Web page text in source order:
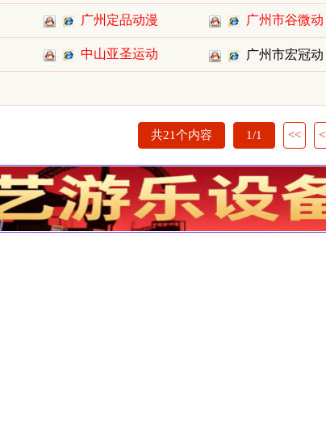
科技有限 设备有限
广州定品动漫
科技有限
广州市谷微动
漫科技有
中山亚圣运动 广州市宏冠动
共21个内容 1/1 << <